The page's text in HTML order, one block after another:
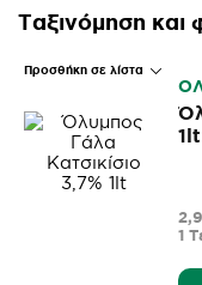
Ταξινόμηση και
Προσθήκη σε λίστα
1lt
1